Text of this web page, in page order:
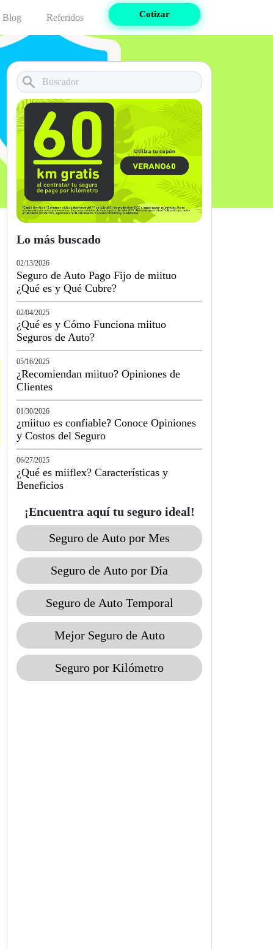
Cotizar
Blog Referidos
Lo más buscado
02/13/2026
Seguro de Auto Pago Fijo de miituo
¿Qué es y Qué Cubre?
02/04/2025
¿Qué es y Cómo Funciona miituo
Seguros de Auto?
05/16/2025
¿Recomiendan miituo? Opiniones de
Clientes
01/30/2026
¿miituo es confiable? Conoce Opiniones
y Costos del Seguro
06/27/2025
¿Qué es miiflex? Características y
Beneficios
¡Encuentra aquí tu seguro ideal!
Seguro de Auto por Mes
Seguro de Auto por Día
Seguro de Auto Temporal
Mejor Seguro de Auto
Seguro por Kilómetro